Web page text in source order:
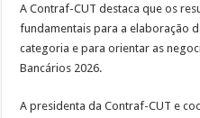
A Contraf-CUT destaca que os
fundamentais para a elaboração
categoria e para orientar as
Bancários 2026.
A presidenta da Contraf-CUT e